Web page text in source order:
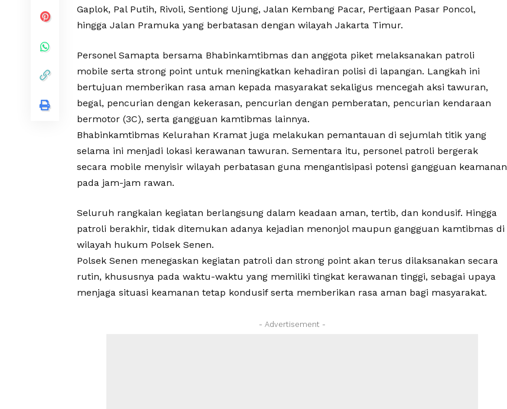
Gaplok, Pal Putih, Rivoli, Sentiong Ujung, Jalan Kembang Pacar, Pertigaan Pasar Poncol,
hingga Jalan Pramuka yang berbatasan dengan wilayah Jakarta Timur.
Personel Samapta bersama Bhabinkamtibmas dan anggota piket melaksanakan patroli
mobile serta strong point untuk meningkatkan kehadiran polisi di lapangan. Langkah ini
bertujuan memberikan rasa aman kepada masyarakat sekaligus mencegah aksi tawuran,
begal, pencurian dengan kekerasan, pencurian dengan pemberatan, pencurian kendaraan
bermotor (3C), serta gangguan kamtibmas lainnya.
Bhabinkamtibmas Kelurahan Kramat juga melakukan pemantauan di sejumlah titik yang
selama ini menjadi lokasi kerawanan tawuran. Sementara itu, personel patroli bergerak
secara mobile menyisir wilayah perbatasan guna mengantisipasi potensi gangguan keamanan
pada jam-jam rawan.
Seluruh rangkaian kegiatan berlangsung dalam keadaan aman, tertib, dan kondusif. Hingga
patroli berakhir, tidak ditemukan adanya kejadian menonjol maupun gangguan kamtibmas di
wilayah hukum Polsek Senen.
Polsek Senen menegaskan kegiatan patroli dan strong point akan terus dilaksanakan secara
rutin, khususnya pada waktu-waktu yang memiliki tingkat kerawanan tinggi, sebagai upaya
menjaga situasi keamanan tetap kondusif serta memberikan rasa aman bagi masyarakat.
- Advertisement -